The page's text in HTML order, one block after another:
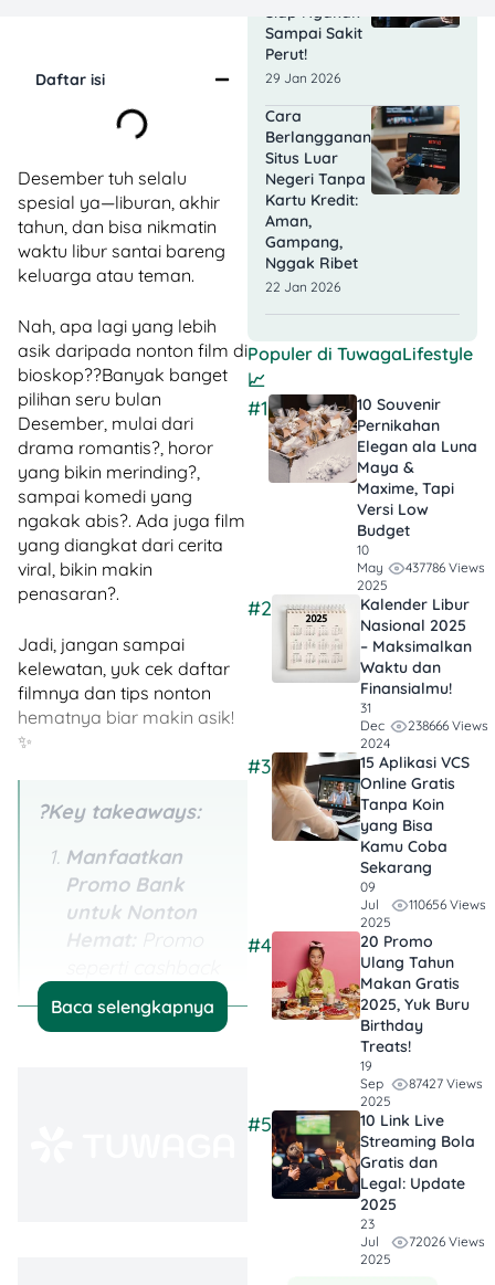
Daftar isi
Desember tuh selalu
spesial ya—liburan, akhir
tahun, dan bisa nikmatin
waktu libur santai bareng
keluarga atau teman.
Nah, apa lagi yang lebih
asik daripada nonton film di
bioskop??Banyak banget
pilihan seru bulan
Desember, mulai dari
drama romantis?, horor
yang bikin merinding?,
sampai komedi yang
ngakak abis?. Ada juga film
yang diangkat dari cerita
viral, bikin makin
penasaran?.
Jadi, jangan sampai
kelewatan, yuk cek daftar
filmnya dan tips nonton
hematnya biar makin asik!
✨
?Key takeaways:
Manfaatkan
Promo Bank
untuk Nonton
Hemat:
hingga 50% dari
Bank Saqu, Beli 1
Baca selengkapnya
Siap Ngakak
Sampai Sakit
Perut!
29 Jan 2026
Cara
Berlangganan
Situs Luar
Negeri Tanpa
Kartu Kredit:
Aman,
Gampang,
Nggak Ribet
22 Jan 2026
Populer di TuwagaLifestyle
📈
#1
10 Souvenir
Pernikahan
Elegan ala Luna
Maya &
Maxime, Tapi
Versi Low
Budget
10
May
2025
437786 Views
#2
Kalender Libur
Nasional 2025
– Maksimalkan
Waktu dan
Finansialmu!
31
Dec
2024
238666 Views
#3
15 Aplikasi VCS
Online Gratis
Tanpa Koin
yang Bisa
Kamu Coba
Sekarang
09
Jul
2025
110656 Views
#4
20 Promo
Ulang Tahun
Makan Gratis
2025, Yuk Buru
Birthday
Treats!
19
Sep
2025
87427 Views
#5
10 Link Live
Streaming Bola
Gratis dan
Legal: Update
2025
23
Jul
2025
72026 Views